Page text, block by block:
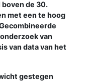
boven de 30.
met een te hoog
van
van data van het
gestegen